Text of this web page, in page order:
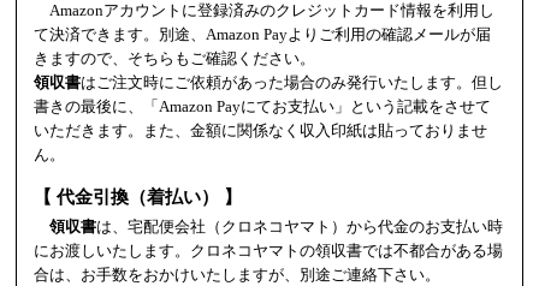
Amazonアカウントに登録済みのクレジットカード情報を利用し
て決済できます。別途、Amazon Payよりご利用の確認メールが届
きますので、そちらもご確認ください。
領収書はご注文時にご依頼があった場合のみ発行いたします。但し
書きの最後に、「Amazon Payにてお支払い」という記載をさせて
いただきます。また、金額に関係なく収入印紙は貼っておりませ
ん。
【 代金引換（着払い） 】
領収書は、宅配便会社（クロネコヤマト）から代金のお支払い時
にお渡しいたします。クロネコヤマトの領収書では不都合がある場
合は、お手数をおかけいたしますが、別途ご連絡下さい。